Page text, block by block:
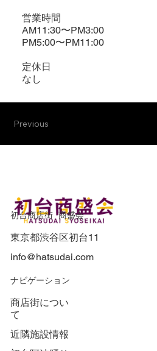
営業時間
AM11:30〜PM3:00
PM5:00〜PM11:00
定休日
なし
Previous
初台商店街 商盛会
東京都渋谷区初台11
info@hatsudai.com
​ナビゲーション
商店街につい
て
近隣施設情報